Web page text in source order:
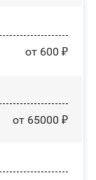
от 600 ₽
от 65000 ₽